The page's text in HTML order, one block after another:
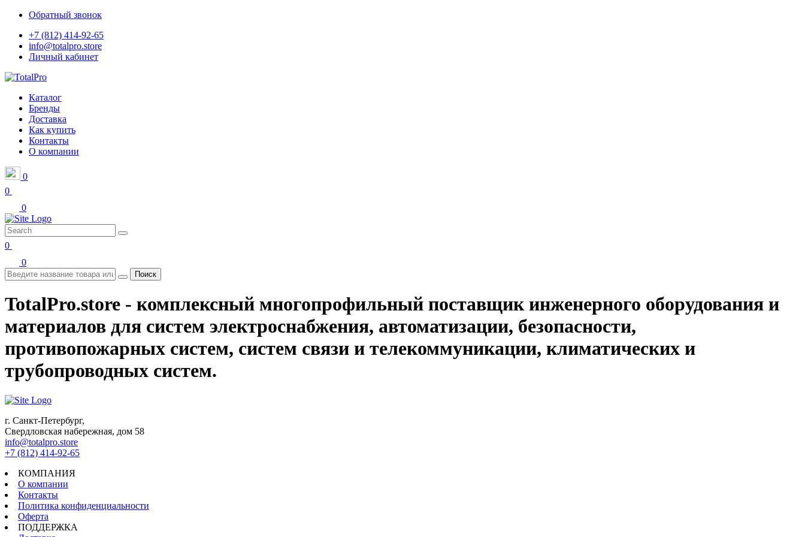
Обратный звонок
+7 (812) 414-92-65
info@totalpro.store
Личный кабинет
Каталог
Бренды
Доставка
Как купить
Контакты
О компании
0
0
0
0
0
Поиск
TotalPro.store - комплексный многопрофильный поставщик инженерного оборудования и
материалов для систем электроснабжения, автоматизации, безопасности,
противопожарных систем, систем связи и телекоммуникации, климатических и
трубопроводных систем.
г. Санкт-Петербург,
Свердловская набережная, дом 58
info@totalpro.store
+7 (812) 414-92-65
КОМПАНИЯ
О компании
Контакты
Политика конфиденциальности
Оферта
ПОДДЕРЖКА